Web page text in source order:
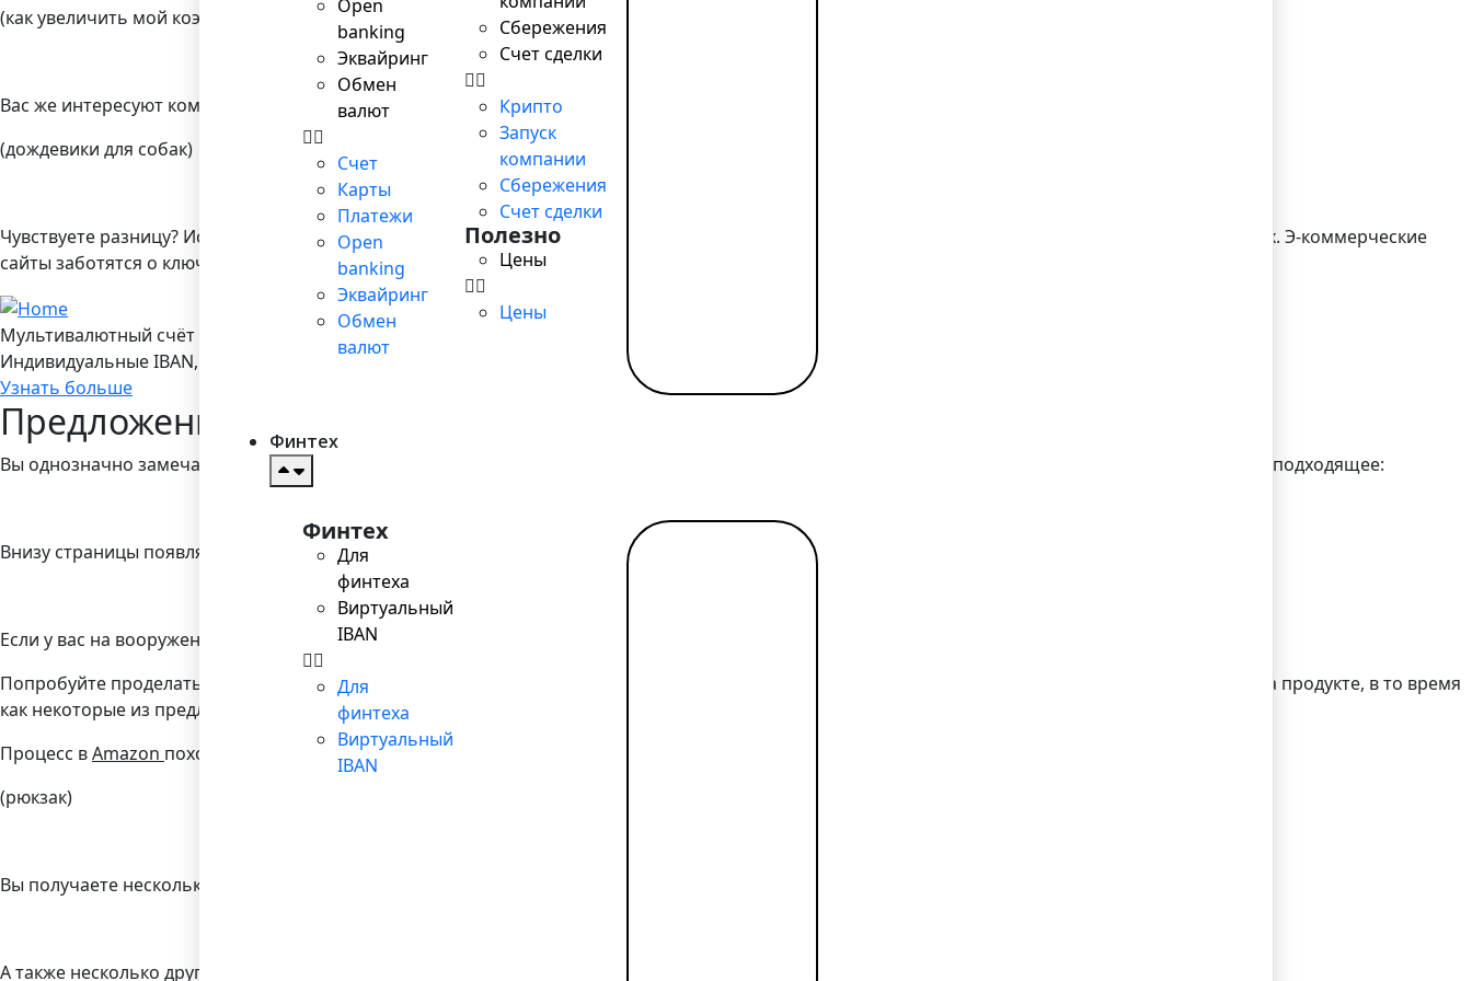
Open
banking
Эквайринг
Обмен
валют
Счет
Карты
Платежи
Open
banking
Эквайринг
Обмен
валют
Сбережения
Счет сделки
Крипто
Запуск
компании
Сбережения
Счет сделки
Полезно
Цены
Цены
Финтех
Финтех
Для
финтеха
Виртуальный
IBAN
Для
финтеха
Виртуальный
IBAN
(как увеличить мой коэффициент обращаемости посетителей в покупателей)
Вас же интересуют коммерческие ключевые слова вроде этих:
(дождевики для собак)
Чувствуете разницу? Искатели информационных ключевых слов ищут информацию. Блоги и контентные сайты заботятся об этих ключевых словах. Э-коммерческие
сайты заботятся о ключевых словах, демонстрирующих намерение совершить покупку.
Мультивалютный счёт в Bilderlings
Индивидуальные IBAN, 19 валют, платежы SEPA/ SEPA Instant / SWIFT, выгодный обмен, удалённое открытие за один день.
Узнать больше
Предложения Amazon и Google
Вы однозначно замечали в Google возможность автоматического заполнения. Как только начинаешь печатать вопрос, Google предлагает нечто подходящее:
Внизу страницы появляются дополнительные варианты для поиска:
Если у вас на вооружении уже имеется пара ключевых слов, предлагаемые Google варианты могут превратиться в «золотую жилу».
Попробуйте проделать то же самое в Amazon. Между прочим, преимущество предложений Amazon заключается в том, что они сфокусированы на продукте, в то время
как некоторые из предложений Google могут содержать информационные ключевые слова.
Процесс вAmazon похож на процесс в Google. Введите ключевое слово, связанное с вашим продуктом:
(рюкзак)
Вы получаете несколько потенциальных названий категорий:
А также несколько других потенциальных ключевых слов: